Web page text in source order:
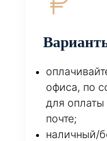
офиса, по
для оплаты
почте;
наличный/